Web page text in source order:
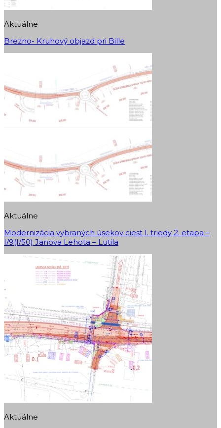
Aktuálne
Brezno- Kruhový objazd pri Bille
Aktuálne
Modernizácia vybraných úsekov ciest I. triedy 2. etapa –
I/9(I/50) Janova Lehota – Lutila
Aktuálne